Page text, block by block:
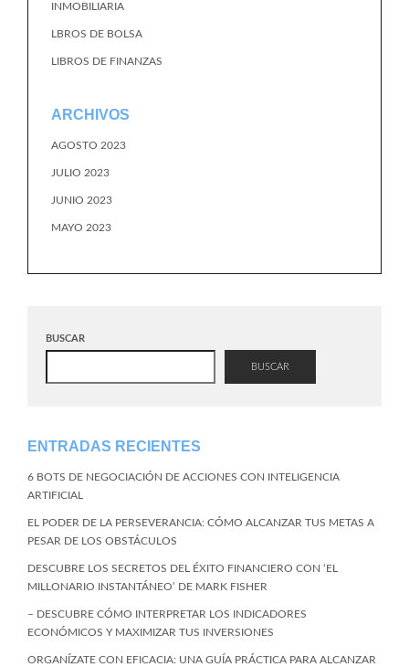
INMOBILIARIA
LBROS DE BOLSA
LIBROS DE FINANZAS
ARCHIVOS
AGOSTO 2023
JULIO 2023
JUNIO 2023
MAYO 2023
BUSCAR
BUSCAR
ENTRADAS RECIENTES
6 BOTS DE NEGOCIACIÓN DE ACCIONES CON INTELIGENCIA
ARTIFICIAL
EL PODER DE LA PERSEVERANCIA: CÓMO ALCANZAR TUS METAS A
PESAR DE LOS OBSTÁCULOS
DESCUBRE LOS SECRETOS DEL ÉXITO FINANCIERO CON ‘EL
MILLONARIO INSTANTÁNEO’ DE MARK FISHER
– DESCUBRE CÓMO INTERPRETAR LOS INDICADORES
ECONÓMICOS Y MAXIMIZAR TUS INVERSIONES
ORGANÍZATE CON EFICACIA: UNA GUÍA PRÁCTICA PARA ALCANZAR